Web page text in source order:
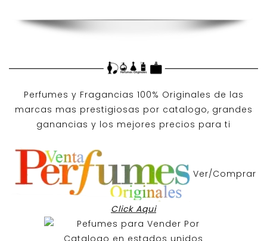
Perfumes y Fragancias 100% Originales de las
marcas mas prestigiosas por catalogo, grandes
ganancias y los mejores precios para ti
Ver/Comprar
Click Aqui